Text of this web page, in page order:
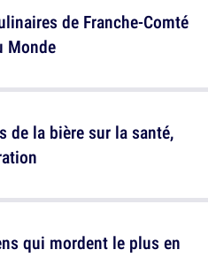
de la bière sur la santé,
de Franche-Comté
Monde
qui mordent le plus en